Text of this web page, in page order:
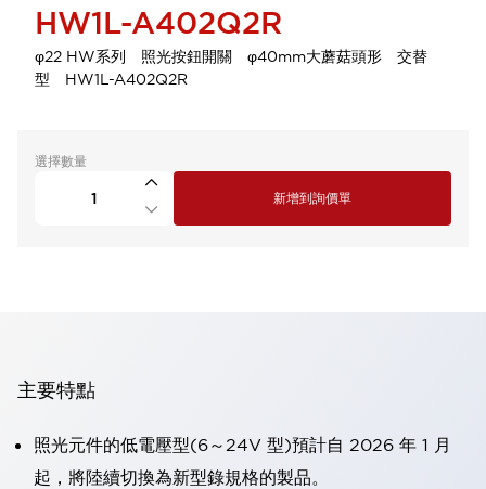
HW1L-A402Q2R
φ22 HW系列 照光按鈕開關 φ40mm大蘑菇頭形 交替
型 HW1L-A402Q2R
選擇數量
新增到詢價單
主要特點
照光元件的低電壓型(6～24V 型)預計自 2026 年 1 月
起，將陸續切換為新型錄規格的製品。